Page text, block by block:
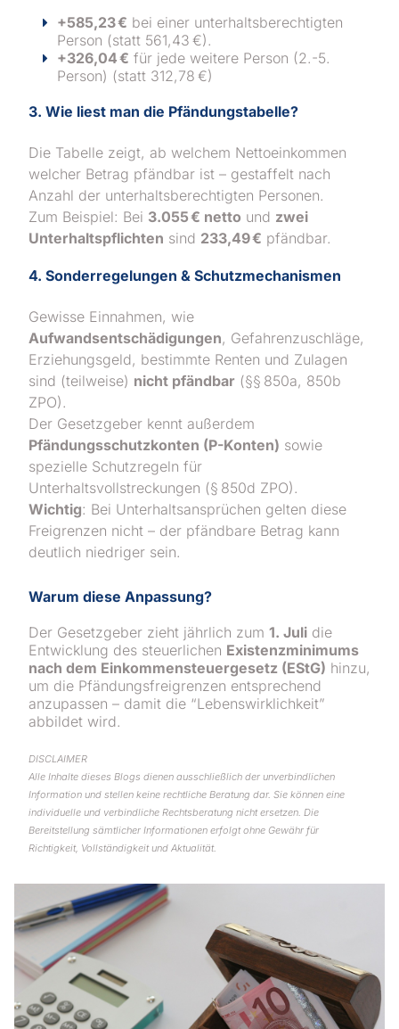
+585,23 € bei einer unterhaltsberechtigten
Person (statt 561,43 €).
+326,04 € für jede weitere Person (2.-5.
Person) (statt 312,78 €)
3. Wie liest man die Pfändungstabelle?
Die Tabelle zeigt, ab welchem Nettoeinkommen
welcher Betrag pfändbar ist – gestaffelt nach
Anzahl der unterhaltsberechtigten Personen.
Zum Beispiel: Bei 3.055 € netto und zwei
Unterhaltspflichten sind 233,49 € pfändbar.
4. Sonderregelungen & Schutzmechanismen
Gewisse Einnahmen, wie
Aufwandsentschädigungen, Gefahrenzuschläge,
Erziehungsgeld, bestimmte Renten und Zulagen
sind (teilweise) nicht pfändbar (§§ 850a, 850b
ZPO).
Der Gesetzgeber kennt außerdem
Pfändungsschutzkonten (P-Konten) sowie
spezielle Schutzregeln für
Unterhaltsvollstreckungen (§ 850d ZPO).
Wichtig: Bei Unterhaltsansprüchen gelten diese
Freigrenzen nicht – der pfändbare Betrag kann
deutlich niedriger sein.
Warum diese Anpassung?
Der Gesetzgeber zieht jährlich zum 1. Juli die
Entwicklung des steuerlichen Existenzminimums
nach dem Einkommensteuergesetz (EStG) hinzu,
um die Pfändungsfrei­grenzen entsprechend
anzupassen – damit die “Lebenswirklichkeit”
abbildet wird.
DISCLAIMER
Alle Inhalte dieses Blogs dienen ausschließlich der unverbindlichen
Information und stellen keine rechtliche Beratung dar. Sie können eine
individuelle und verbindliche Rechtsberatung nicht ersetzen. Die
Bereitstellung sämtlicher Informationen erfolgt ohne Gewähr für
Richtigkeit, Vollständigkeit und Aktualität.